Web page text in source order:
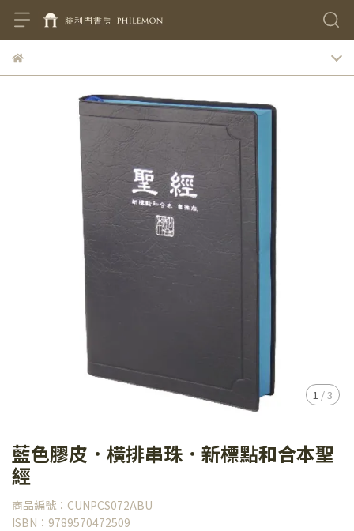
1 /3
藍色膠皮．橫排串珠．新標點和合本聖
經
商品編號：CUNPCS072ABU
ISBN：9789570472509